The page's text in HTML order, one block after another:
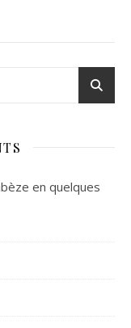
en quelques